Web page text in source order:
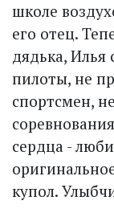
школе
его отец.
дядька, Илья
пилоты, не
спортсмен,
сердца -
купол.